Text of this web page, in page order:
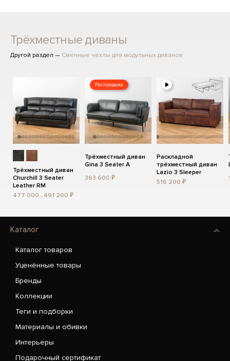
Трёхместные диваны
Другой раздел — Сменные чехлы для модульных диванов
Трёхместный диван
Churchill 3 Seater
Leather RM
477 000...491 200 ₽
Распродажа
Трёхместный диван
Gina 3 Seater A
363 600 ₽
Раскладной
трёхместный диван
Lazio 3 Sleeper
516 200 ₽
Каталог
Каталог товаров
Уценённые товары
Бренды
Коллекции
Теги и подборки
Материалы и обивки
Интерьеры
Подарочный сертификат